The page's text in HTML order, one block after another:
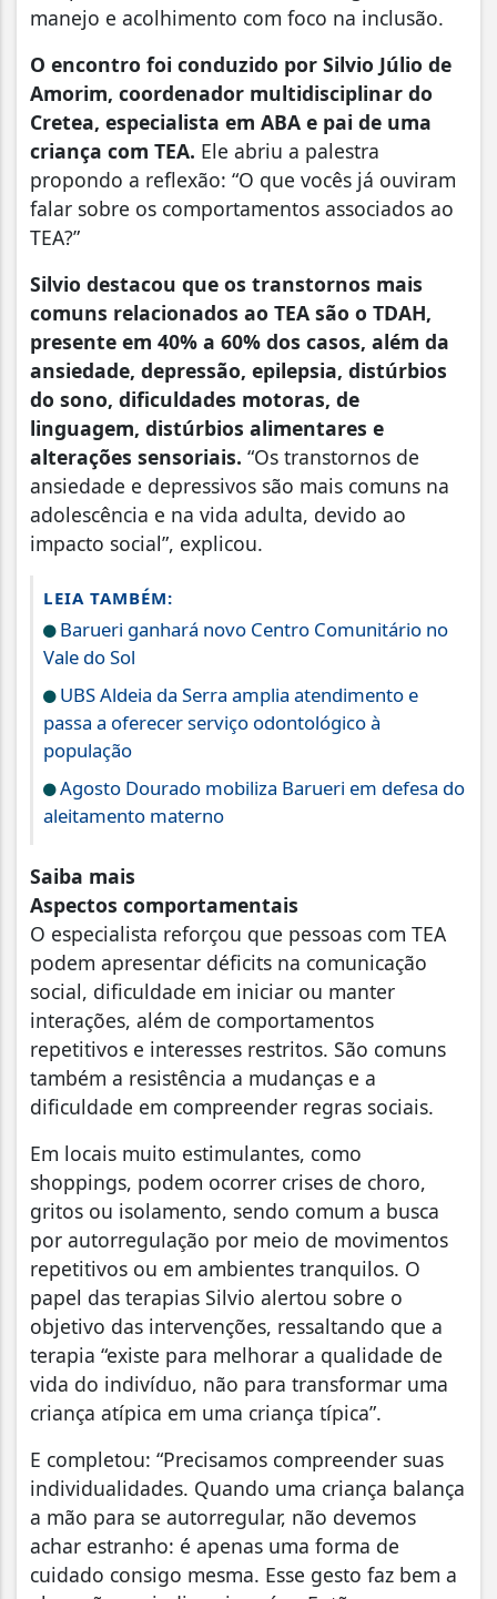
manejo e acolhimento com foco na inclusão.
O encontro foi conduzido por Silvio Júlio de
Amorim, coordenador multidisciplinar do
Cretea, especialista em ABA e pai de uma
criança com TEA. Ele abriu a palestra
propondo a reflexão: “O que vocês já ouviram
falar sobre os comportamentos associados ao
TEA?”
Silvio destacou que os transtornos mais
comuns relacionados ao TEA são o TDAH,
presente em 40% a 60% dos casos, além da
ansiedade, depressão, epilepsia, distúrbios
do sono, dificuldades motoras, de
linguagem, distúrbios alimentares e
alterações sensoriais. “Os transtornos de
ansiedade e depressivos são mais comuns na
adolescência e na vida adulta, devido ao
impacto social”, explicou.
LEIA TAMBÉM:
Barueri ganhará novo Centro Comunitário no
Vale do Sol
UBS Aldeia da Serra amplia atendimento e
passa a oferecer serviço odontológico à
população
Agosto Dourado mobiliza Barueri em defesa do
aleitamento materno
Saiba mais
Aspectos comportamentais
O especialista reforçou que pessoas com TEA
podem apresentar déficits na comunicação
social, dificuldade em iniciar ou manter
interações, além de comportamentos
repetitivos e interesses restritos. São comuns
também a resistência a mudanças e a
dificuldade em compreender regras sociais.
Em locais muito estimulantes, como
shoppings, podem ocorrer crises de choro,
gritos ou isolamento, sendo comum a busca
por autorregulação por meio de movimentos
repetitivos ou em ambientes tranquilos. O
papel das terapias Silvio alertou sobre o
objetivo das intervenções, ressaltando que a
terapia “existe para melhorar a qualidade de
vida do indivíduo, não para transformar uma
criança atípica em uma criança típica”.
E completou: “Precisamos compreender suas
individualidades. Quando uma criança balança
a mão para se autorregular, não devemos
achar estranho: é apenas uma forma de
cuidado consigo mesma. Esse gesto faz bem a